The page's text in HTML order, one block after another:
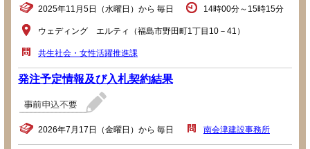
2025年11月5日（水曜日）から 毎日 14時00分～15時15分
ウェディング エルティ（福島市野田町1丁目10－41）
共生社会・女性活躍推進課
発注予定情報及び入札契約結果
2026年7月17日（金曜日）から 毎日 南会津建設事務所